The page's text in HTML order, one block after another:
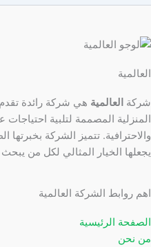
العالمية
شركة العالمية هي شركة رائدة
المنزلية المصممة لتلبية احتياجات
والاحترافية. تتميز الشركة
يجعلها الخيار المثالي لكل من
اهم روابط الشركة العالمية
الصفحة الرئيسية
من نحن